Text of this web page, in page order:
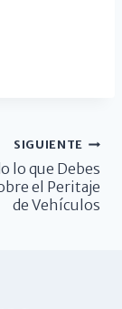
SIGUIENTE
lo que Debes
el Peritaje
de Vehículos